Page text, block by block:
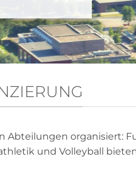
organisiert:
und Volleyball